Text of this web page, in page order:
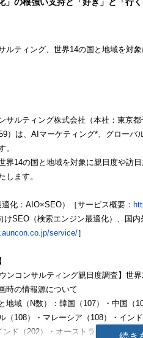
」の根強い支持と「好き」と「行
ルティング、世界14の国と地域を対
サルティング株式会社（本社：東京
）は、AIマーケティング*、グロー
。
界14の国と地域を対象に親日度や訪
します。
化：AIO×SEO）［サービス概要：
SEO（検索エンジン最適化）、国内
service/］
ウンコンサルティング親日度調査】世
時の情報源について
地域（N数）：韓国（107）・中国（
（108）・マレーシア（108）・イン
ンド（202）・オーストラリア（108